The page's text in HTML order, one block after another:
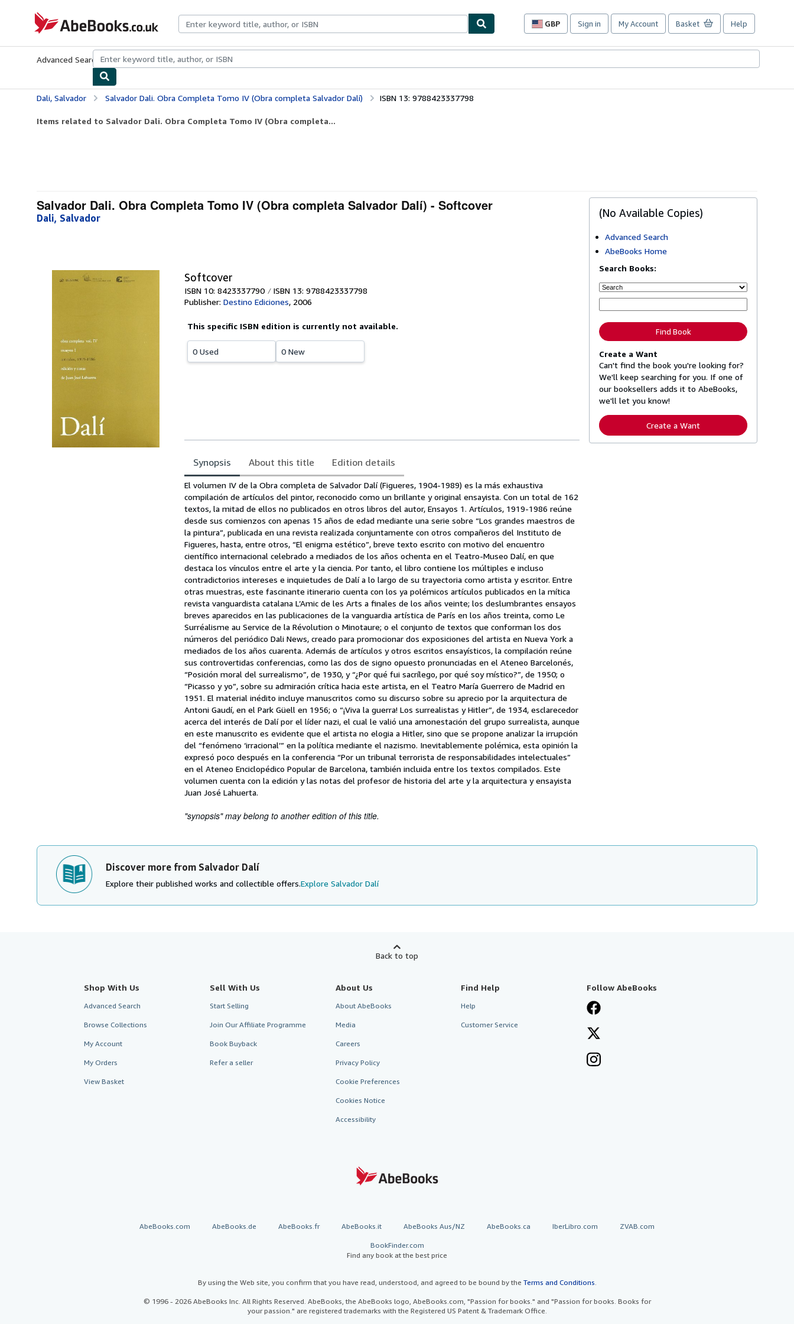
AbeBooks.co.uk
GBP
Site
preferences
Sign in My Account Basket Help
Advanced Search Browse CollectionsRare BooksArt & Collectables
Dali, Salvador Salvador Dali. Obra Completa Tomo IV (Obra completa Salvador Dalí) ISBN 13: 9788423337798
Items related to Salvador Dali. Obra Completa Tomo IV (Obra completa...
Salvador Dali. Obra Completa Tomo IV (Obra completa Salvador Dalí) - Softcover
Dali, Salvador
Softcover
ISBN 10: 8423337790 ISBN 13: 9788423337798
Publisher: Destino Ediciones, 2006
This specific ISBN edition is currently not available.
0 Used 0 New
Synopsis About this title Edition details
Synopsis
El volumen IV de la Obra completa de Salvador Dalí (Figueres, 1904-1989) es la más exhaustiva
compilación de artículos del pintor, reconocido como un brillante y original ensayista. Con un total de 162
textos, la mitad de ellos no publicados en otros libros del autor, Ensayos 1. Artículos, 1919-1986 reúne
desde sus comienzos con apenas 15 años de edad mediante una serie sobre “Los grandes maestros de
la pintura”, publicada en una revista realizada conjuntamente con otros compañeros del Instituto de
Figueres, hasta, entre otros, “El enigma estético”, breve texto escrito con motivo del encuentro
científico internacional celebrado a mediados de los años ochenta en el Teatro-Museo Dalí, en que
destaca los vínculos entre el arte y la ciencia. Por tanto, el libro contiene los múltiples e incluso
contradictorios intereses e inquietudes de Dalí a lo largo de su trayectoria como artista y escritor. Entre
otras muestras, este fascinante itinerario cuenta con los ya polémicos artículos publicados en la mítica
revista vanguardista catalana L’Amic de les Arts a finales de los años veinte; los deslumbrantes ensayos
breves aparecidos en las publicaciones de la vanguardia artística de París en los años treinta, como Le
Surréalisme au Service de la Révolution o Minotaure; o el conjunto de textos que conforman los dos
números del periódico Dali News, creado para promocionar dos exposiciones del artista en Nueva York a
mediados de los años cuarenta. Además de artículos y otros escritos ensayísticos, la compilación reúne
sus controvertidas conferencias, como las dos de signo opuesto pronunciadas en el Ateneo Barcelonés,
“Posición moral del surrealismo”, de 1930, y “¿Por qué fui sacrílego, por qué soy místico?”, de 1950; o
“Picasso y yo”, sobre su admiración crítica hacia este artista, en el Teatro María Guerrero de Madrid en
1951. El material inédito incluye manuscritos como su discurso sobre su aprecio por la arquitectura de
Antoni Gaudí, en el Park Güell en 1956; o “¡Viva la guerra! Los surrealistas y Hitler”, de 1934, esclarecedor
acerca del interés de Dalí por el líder nazi, el cual le valió una amonestación del grupo surrealista, aunque
en este manuscrito es evidente que el artista no elogia a Hitler, sino que se propone analizar la irrupción
del “fenómeno ‘irracional’” en la política mediante el nazismo. Inevitablemente polémica, esta opinión la
expresó poco después en la conferencia “Por un tribunal terrorista de responsabilidades intelectuales”
en el Ateneo Enciclopédico Popular de Barcelona, también incluida entre los textos compilados. Este
volumen cuenta con la edición y las notas del profesor de historia del arte y la arquitectura y ensayista
Juan José Lahuerta.
"synopsis" may belong to another edition of this title.
(No Available Copies)
Advanced Search
AbeBooks Home
Search Books:
Find Book
Create a Want
Can't find the book you're looking for?
We'll keep searching for you. If one of
our booksellers adds it to AbeBooks,
we'll let you know!
Create a Want
Discover more from Salvador Dalí
Explore their published works and collectible offers.Explore Salvador Dalí
Back to top
Shop With Us
Advanced Search
Browse Collections
My Account
My Orders
View Basket
Sell With Us
Start Selling
Join Our Affiliate Programme
Book Buyback
Refer a seller
About Us
About AbeBooks
Media
Careers
Privacy Policy
Cookie Preferences
Cookies Notice
Accessibility
Find Help
Help
Customer Service
Follow AbeBooks
AbeBooks.com AbeBooks.de AbeBooks.fr AbeBooks.it AbeBooks Aus/NZ AbeBooks.ca IberLibro.com ZVAB.com
BookFinder.com
Find any book at the best price
By using the Web site, you confirm that you have read, understood, and agreed to be bound by the Terms and Conditions.
© 1996 - 2026 AbeBooks Inc. All Rights Reserved. AbeBooks, the AbeBooks logo, AbeBooks.com, "Passion for books." and "Passion for books. Books for
your passion." are registered trademarks with the Registered US Patent & Trademark Office.